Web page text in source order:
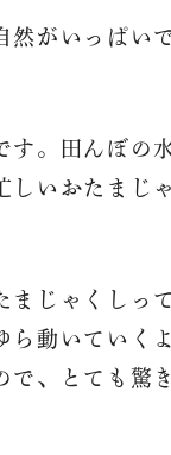
然がいっぱい
す。田んぼの
しいおたまじ
まじゃくしっ
ら動いていく
で、とても驚